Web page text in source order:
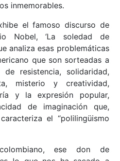
inmemorables.
el famoso discurso de
Nobel, ‘La soledad de
analiza esas problemáticas
que son sorteadas a
resistencia, solidaridad,
misterio y creatividad,
y la expresión popular,
de imaginación que,
el “polilingüismo
ese don de